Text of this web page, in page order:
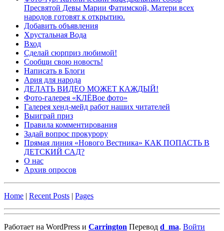
Пресвятой Девы Марии Фатимской, Матери всех
народов готовят к открытию.
Добавить объявления
Хрустальная Вода
Вход
Сделай сюрприз любимой!
Сообщи свою новость!
Написать в Блоги
Ария для народа
ДЕЛАТЬ ВИДЕО МОЖЕТ КАЖДЫЙ!
Фото-галерея «КЛЁВое фото»
Галерея хенд-мейд работ наших читателей
Выиграй приз
Правила комментирования
Задай вопрос прокурору
Прямая линия «Нового Вестника» КАК ПОПАСТЬ В
ДЕТСКИЙ САД?
О нас
Архив опросов
Home | Recent Posts | Pages
Работает на WordPress и Carrington Перевод d_ma. Войти